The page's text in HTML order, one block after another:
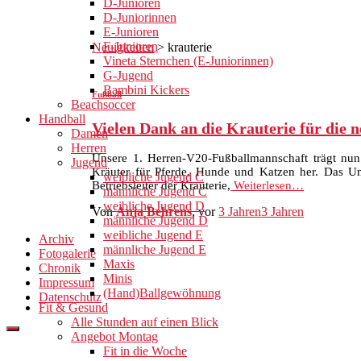
D-Junioren
D-Juniorinnen
E-Junioren
F-Junioren
Vineta Sternchen (E-Juniorinnen)
G-Jugend
Bambini Kickers
Beachsoccer
Handball
Damen
Herren
Jugend
weibliche Jugend C
männliche Jugend C
weibliche Jugend D
männliche Jugend D
weibliche Jugend E
männliche Jugend E
Maxis
Minis
(Hand)Ballgewöhnung
Fit & Gesund
Alle Stunden auf einen Blick
Angebot Montag
Fit in die Woche
Neuigkeiten>krauterie
Fußball
Vielen Dank an die Krauterie für die
Unsere 1. Herren-V20-Fußballmannschaft trägt
Kräuter für Pferde, Hunde und Katzen her. Das
Betriebsleiter der Krauterie, Weiterlesen…
VonAnja Behrens, vor3 Jahren3 Jahren
Archiv
Fotogalerie
Chronik
Impressum
Datenschutz